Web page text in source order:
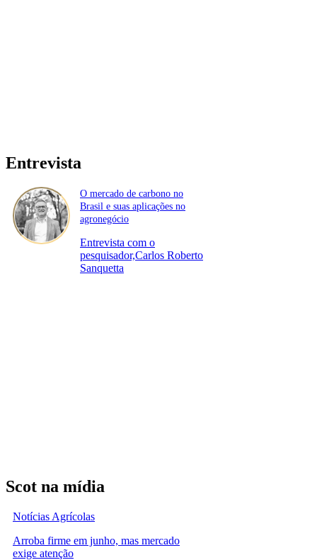
Entrevista
O mercado de carbono no
Brasil e suas aplicações no
agronegócio
Entrevista com o
pesquisador,Carlos Roberto
Sanquetta
Scot na mídia
Notícias Agrícolas
Arroba firme em junho, mas mercado
exige atenção